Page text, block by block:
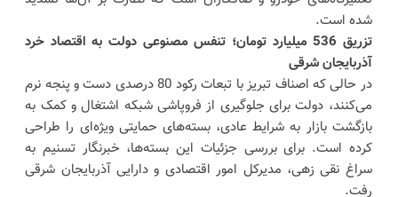
شده است.
تزریق 536 میلیارد تومان؛ تنفس مصنوعی دولت به اقتصاد خرد
آذربایجان شرقی
در حالی که اصناف تبریز با تبعات رکود 80 درصدی دست و پنجه نرم
می‌کنند، دولت برای جلوگیری از فروپاشی شبکه اشتغال و کمک به
بازگشت بازار به شرایط عادی، بسته‌های حمایتی ویژه‌ای را طراحی
کرده است. برای بررسی جزئیات این بسته‌ها، خبرنگار تسنیم به
سراغ نقی زهی، مدیرکل امور اقتصادی و دارایی آذربایجان شرقی
رفت.